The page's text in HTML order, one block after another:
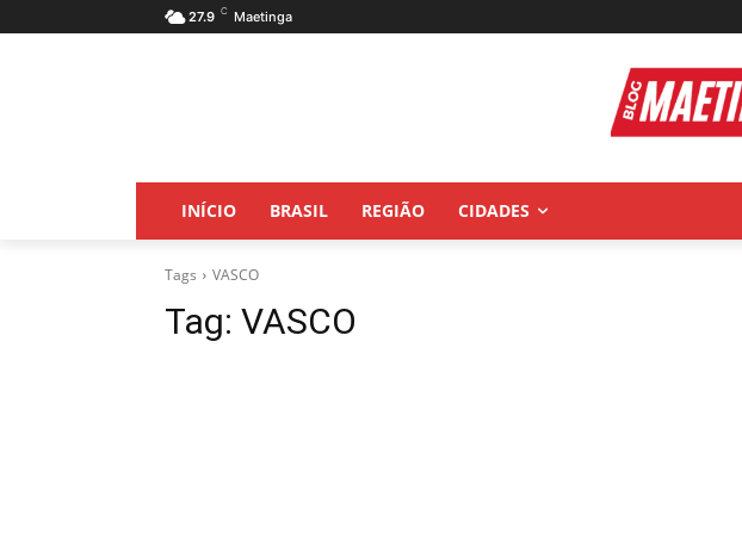
27.9 C Maetinga
INÍCIO BRASIL REGIÃO CIDADES
Tags VASCO
Tag: VASCO